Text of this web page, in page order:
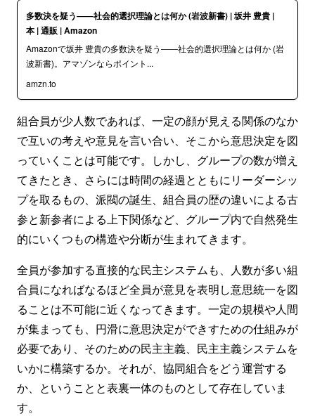
多数決を疑う――社会的選択理論とは何か (岩波新書) | 坂井 豊貴 |
本 | 通販 | Amazon
Amazonで坂井 豊貴の多数決を疑う――社会的選択理論とは何か (岩
波新書)。アマゾンならポイント...
amzn.to
組合員が少人数であれば、一定の顔が見える関係のなか
で互いの考えや意見を言い合い、そこから意思決定を図
っていくことは可能です。しかし、グループの数が増え
てきたとき、さらには時間の経過とともにリーダーシッ
プを取るもの、派閥の誕生、組合員の歴の違いによる古
参と新参者による上下関係など、グループ内で自然発生
的にいくつもの構造や分断が生まれてきます。
全員が参加する直接的な民主システムも、人数が多い組
合員になればなるほど全員が意見を表明し意思統一を図
ることは不可能に近くなってきます。一定の規模や人間
が集まっても、円滑に意思決定ができすための仕組みが
必要であり、そのための民主主義、民主主義システムを
いかに構築するか。それが、協同組合をどう運営する
か、ということと表裏一体のものとして存在していま
す。